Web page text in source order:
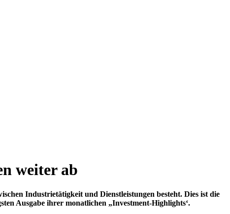
weiter ab
Industrietätigkeit und Dienstleistungen besteht. Dies ist die
Ausgabe ihrer monatlichen „Investment-Highlights‘.